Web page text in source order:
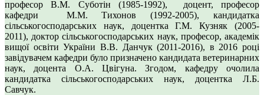
професор В.М. Суботін (1985-1992), доцент, професор
кафедри М.М. Тихонов (1992-2005), кандидатка
сільськогосподарських наук, доцентка Г.М. Кузняк (2005-
2011), доктор сільськогосподарських наук, професор, академік
вищої освіти України В.В. Данчук (2011-2016), в 2016 році
завідувачем кафедри було призначено кандидата ветеринарних
наук, доцента О.А. Цвігуна. Згодом, кафедру очолила
кандидатка сільськогосподарських наук, доцентка Л.Б.
Савчук.